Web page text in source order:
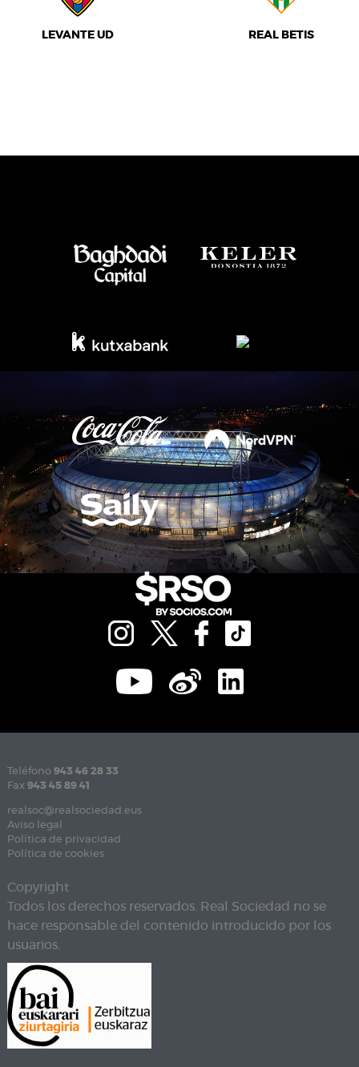
LEVANTE UD REAL BETIS
Teléfono 943 46 28 33
Fax 943 45 89 41
realsoc@realsociedad.eus
Aviso legal
Política de privacidad
Política de cookies
Copyright
Todos los derechos reservados. Real Sociedad no se
hace responsable del contenido introducido por los
usuarios.